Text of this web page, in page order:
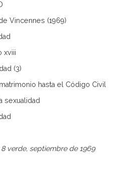
Vincennes (1969)
xviii
(3)
hasta el Código Civil
sexualidad
verde, septiembre de 1969